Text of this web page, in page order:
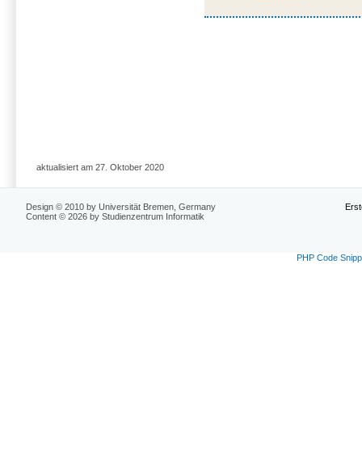
aktualisiert am 27. Oktober 2020
Design © 2010 by Universität Bremen, Germany
Content © 2026 by Studienzentrum Informatik
PHP Code